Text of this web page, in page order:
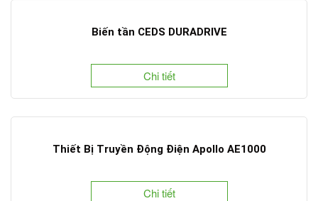
Biến tần CEDS DURADRIVE
Chi tiết
Thiết Bị Truyền Động Điện Apollo AE1000
Chi tiết